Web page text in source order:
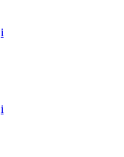
i
i